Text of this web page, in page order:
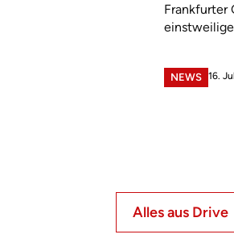
Frankfurter
NEWS 16.
Alles aus Drive